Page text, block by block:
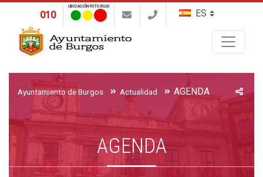
010
UBICACIÓN FOTO ROJO
Ayuntamiento de Burgos Actualidad AGENDA
AGENDA